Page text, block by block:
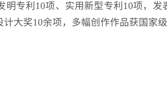
专利10项、实用新型专利10项，发
大奖10余项，多幅创作作品获国家级